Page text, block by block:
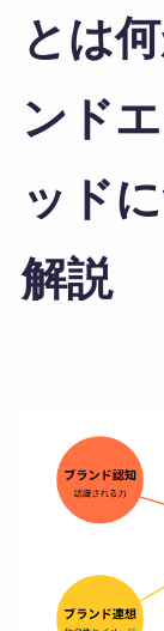
とは
ンド
ッド
解説